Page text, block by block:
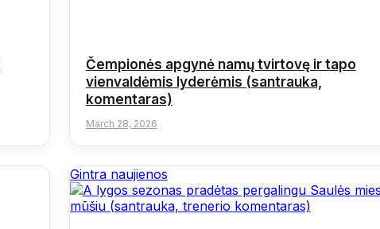
Čempionės apgynė namų tvirtovę ir tapo
vienvaldėmis lyderėmis (santrauka,
komentaras)
March 28, 2026
Gintra naujienos